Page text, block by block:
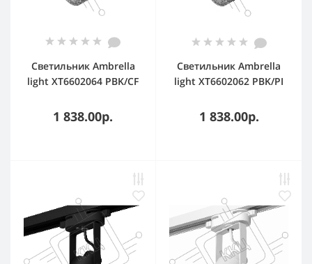
Светильник Ambrella
light XT6602064 PBK/CF
полированный/кофе
MR16 GU10 (C6602,
1 838.00р.
Светильник Ambrella
light XT6602062 PBK/PI
полированный/
розовый MR16 GU10
1 838.00р.